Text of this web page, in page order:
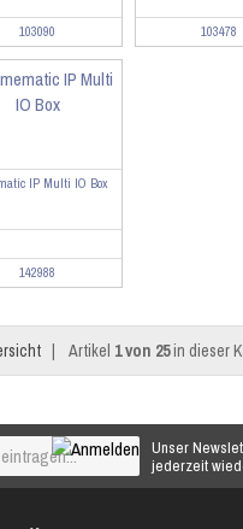
103090 103478
IP Multi IO Box
142988
| Artikel 1 von 25in dieser
Unser
jederzeit